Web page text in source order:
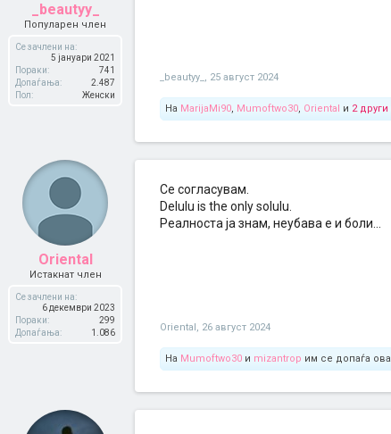
_beautyy_
Популарен член
Се зачлени на:
5 јануари 2021
Пораки:
741
Допаѓања:
2.487
Пол:
Женски
_beautyy_ , 25 август 2024
На MarijaMi90, Mumoftwo30, Oriental и 2 други
Oriental
Истакнат член
Се зачлени на:
6 декември 2023
Пораки:
299
Допаѓања:
1.086
Се согласувам.
Delulu is the only solulu.
Реалноста ја знам, неубава е и боли...
Oriental, 26 август 2024
На Mumoftwo30 и mizantrop им се допаѓа